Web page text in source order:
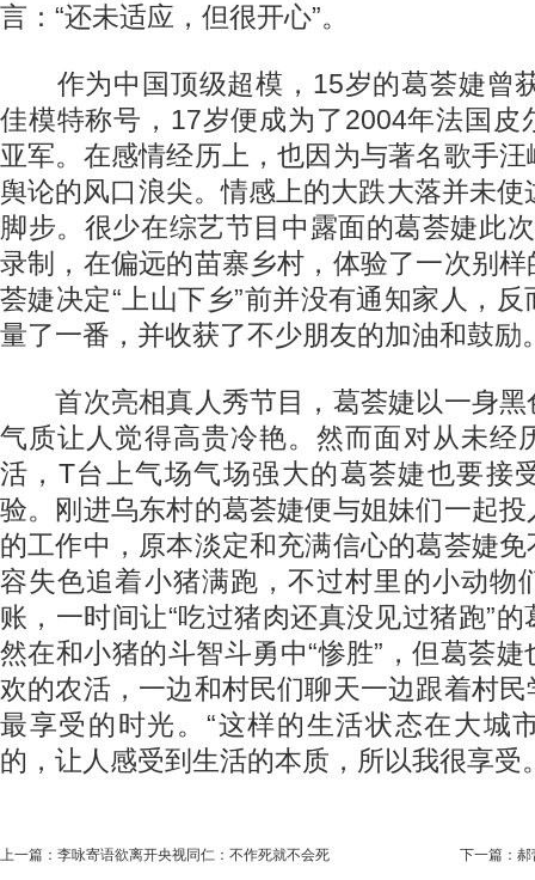
言：“还未适应，但很开心”。
作为中国顶级超模，15岁的葛荟婕曾
佳模特称号，17岁便成为了2004年法国皮
亚军。在感情经历上，也因为与著名歌手
舆论的风口浪尖。情感上的大跌大落并未
脚步。很少在综艺节目中露面的葛荟婕此
录制，在偏远的苗寨乡村，体验了一次别
荟婕决定“上山下乡”前并没有通知家人，
量了一番，并收获了不少朋友的加油和鼓励
首次亮相真人秀节目，葛荟婕以一身黑
气质让人觉得高贵冷艳。然而面对从未经
活，T台上气场气场强大的葛荟婕也要接
验。刚进乌东村的葛荟婕便与姐妹们一起
的工作中，原本淡定和充满信心的葛荟婕
容失色追着小猪满跑，不过村里的小动物
账，一时间让“吃过猪肉还真没见过猪跑”
然在和小猪的斗智斗勇中“惨胜”，但葛荟
欢的农活，一边和村民们聊天一边跟着村
最享受的时光。“这样的生活状态在大城
的，让人感受到生活的本质，所以我很享受
上一篇： 李咏寄语欲离开央视同仁：不作死就不会死 下一篇： 郝